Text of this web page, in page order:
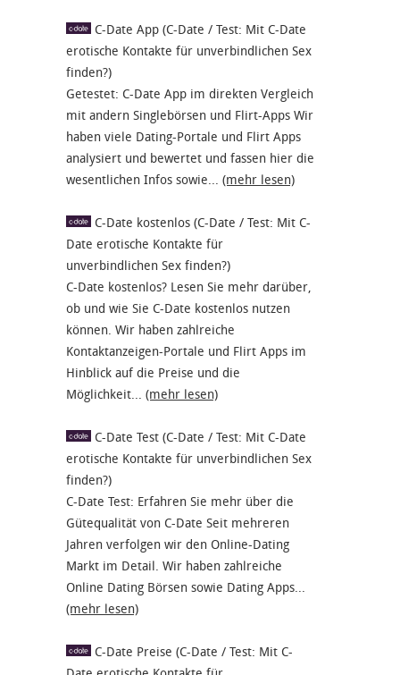
C-Date App (C-Date / Test: Mit C-Date
erotische Kontakte für unverbindlichen Sex
finden?)
Getestet: C-Date App im direkten Vergleich
mit andern Singlebörsen und Flirt-Apps Wir
haben viele Dating-Portale und Flirt Apps
analysiert und bewertet und fassen hier die
wesentlichen Infos sowie... (mehr lesen)
C-Date kostenlos (C-Date / Test: Mit C-
Date erotische Kontakte für
unverbindlichen Sex finden?)
C-Date kostenlos? Lesen Sie mehr darüber,
ob und wie Sie C-Date kostenlos nutzen
können. Wir haben zahlreiche
Kontaktanzeigen-Portale und Flirt Apps im
Hinblick auf die Preise und die
Möglichkeit... (mehr lesen)
C-Date Test (C-Date / Test: Mit C-Date
erotische Kontakte für unverbindlichen Sex
finden?)
C-Date Test: Erfahren Sie mehr über die
Gütequalität von C-Date Seit mehreren
Jahren verfolgen wir den Online-Dating
Markt im Detail. Wir haben zahlreiche
Online Dating Börsen sowie Dating Apps...
(mehr lesen)
C-Date Preise (C-Date / Test: Mit C-